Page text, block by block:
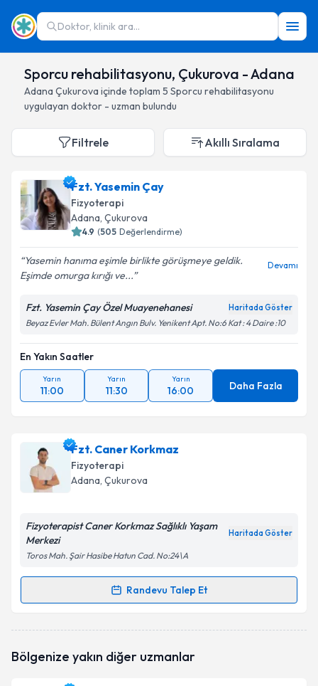
Doktor, klinik ara...
Sporcu rehabilitasyonu, Çukurova - Adana
Adana Çukurova içinde toplam 5 Sporcu rehabilitasyonu
uygulayan doktor - uzman bulundu
Filtrele Akıllı Sıralama
Fzt. Yasemin Çay
Fizyoterapi
Adana, Çukurova
4.9 (505 Değerlendirme)
Yasemin hanıma eşimle birlikte görüşmeye geldik.
Eşimde omurga kırığı ve...
Devamı
Fzt. Yasemin Çay Özel Muayenehanesi Haritada Göster
Beyaz Evler Mah. Bülent Angın Bulv. Yenikent Apt. No:6 Kat : 4 Daire :10
En Yakın Saatler
Yarın
11:00
Yarın
11:30
Yarın
16:00 Daha Fazla
Fzt. Caner Korkmaz
Fizyoterapi
Adana, Çukurova
Fizyoterapist Caner Korkmaz Sağlıklı Yaşam
Merkezi
Haritada Göster
Toros Mah. Şair Hasibe Hatun Cad. No:24\A
Randevu Talep Et
Randevu Takvimi Talebi
oluşturun. Size bu uzmandan randevu almanız için bir
Bölgenize yakın diğer uzmanlar